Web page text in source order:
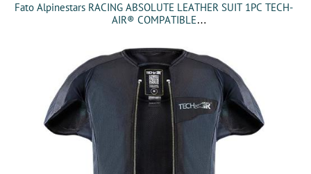
Fato Alpinestars RACING ABSOLUTE LEATHER SUIT 1PC TECH-
AIR® COMPATIBLE